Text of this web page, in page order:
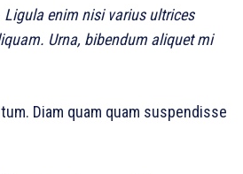
enim nisi varius ultrices
Urna, bibendum aliquet mi
Diam quam quam suspendisse